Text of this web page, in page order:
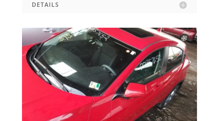
DETAILS